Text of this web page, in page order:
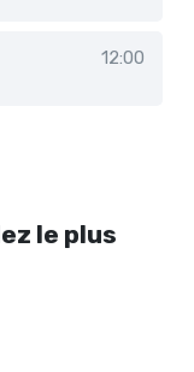
12:00
le plus